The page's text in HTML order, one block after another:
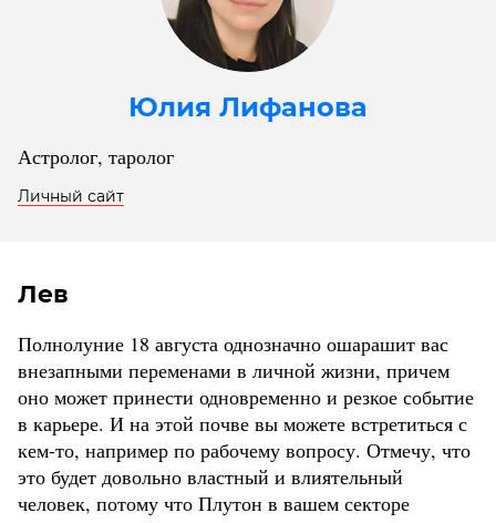
Юлия Лифанова
Астролог, таролог
Личный сайт
Лев
Полнолуние 18 августа однозначно ошарашит вас
внезапными переменами в личной жизни, причем
оно может принести одновременно и резкое событие
в карьере. И на этой почве вы можете встретиться с
кем-то, например по рабочему вопросу. Отмечу, что
это будет довольно властный и влиятельный
человек, потому что Плутон в вашем секторе